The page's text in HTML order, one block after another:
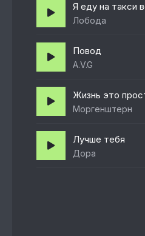
Лобода
Повод
A.V.G
Моргенштерн
Лучше тебя
Дора